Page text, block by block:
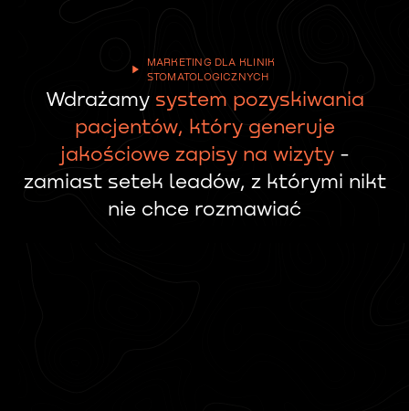
MARKETING DLA KLINIK
STOMATOLOGICZNYCH
Wdrażamy system pozyskiwania
pacjentów, który generuje
jakościowe zapisy na wizyty-
zamiast setek leadów, z którymi nikt
nie chce rozmawiać